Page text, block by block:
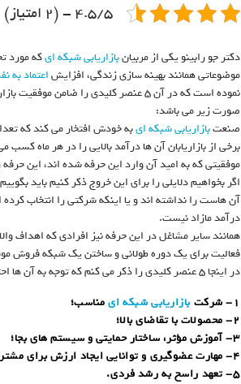
4.5/5 - (2 امتیاز)
دکتر جو رابینو یکی از مربیانبازاریابی شبکه ای
موضوعاتی همانند بهینه سازی زندگی، افزایشاعتماد به
نموده است که در آن ۵ عنصر کلیدی را ضامن موفقیت بازاریابان در حرفه
صورت زیر می باشد:
صنعتبازاریابی شبکه ایبه خودش افتخار می کند که
برخی از بازاریابان آن ها درآمد بالایی را در هر ماه
موفقیتی که به امید آن وارد این حرفه شده اند، این
اگر بخواهیم دلایلی را برای این خروج ذکر کنیم باید
آن هاست را نداشته اند و یا اینکه شرکتی را انتخاب کرده
درآمد مازاد نیست.
همانند سایر مشاغل در این حرفه نیز افرادی که اهداف
فعالیت برای یک دوره طولانی و ساختن یک شبکه فروش
در اینجا ۵ عنصر کلیدی را ذکر می کنم که توجه به آن ها احتمال دست یابی به موفقیت را در شما افزایش خواهد داد. این عناصر شامل:
۱- شرکت
بازاریابی شبکه ایمناسب؛
۲- محصولات با تقاضای بالا؛
۳- آموزش مؤثر، ساختار حمایتی و سیستم های بجا؛
۴- مهارت عضوگیری و توانایی ایجاد ارزش برای مشتریان احتمالی؛
۵- تعهد راسخ به رشد فردی.